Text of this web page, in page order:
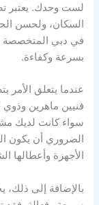
لست وحدك. يعتبر
السكان، ولحسن
في دبي المتخصصة
بسرعة وكفاءة.
عندما يتعلق الأمر
فنيين ماهرين وذوي
سواء كانت لديك
الضروري أن يكون
الأجهزة وأعطالها
بالإضافة إلى